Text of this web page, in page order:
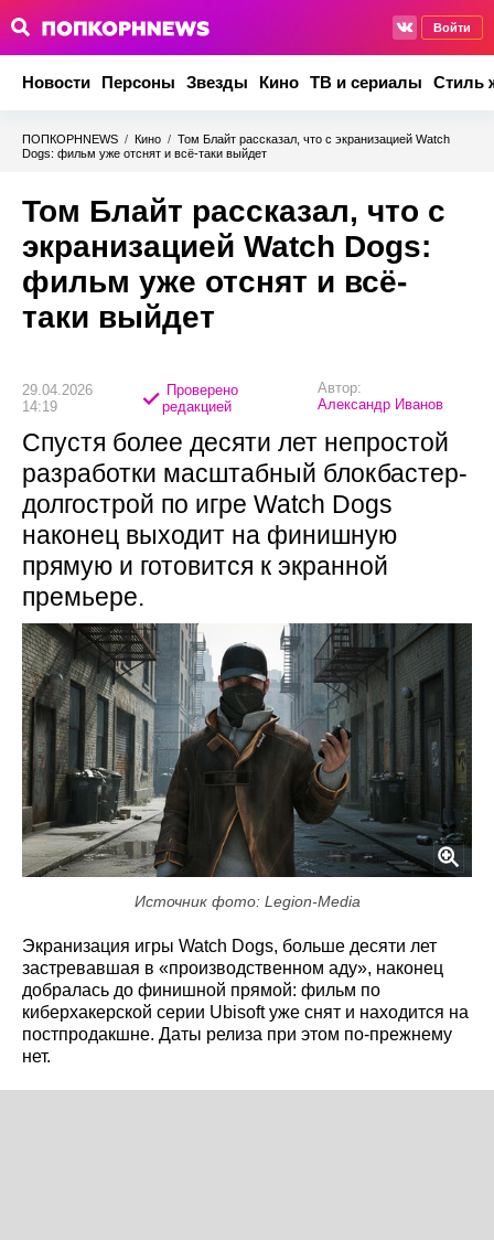
Войти
Новости Персоны Звезды Кино ТВ и сериалы Стиль
ПОПКОРНNEWS / Кино / Том Блайт рассказал, что с экранизацией Watch
Dogs: фильм уже отснят и всё-таки выйдет
Том Блайт рассказал, что с
экранизацией Watch Dogs:
фильм уже отснят и всё-
таки выйдет
29.04.2026
14:19
Проверено
редакцией
Автор:
Александр Иванов
Спустя более десяти лет непростой
разработки масштабный блокбастер-
долгострой по игре Watch Dogs
наконец выходит на финишную
прямую и готовится к экранной
премьере.
Источник фото: Legion-Media
Экранизация игры Watch Dogs, больше десяти лет
застревавшая в «производственном аду», наконец
добралась до финишной прямой: фильм по
киберхакерской серии Ubisoft уже снят и находится на
постпродакшне. Даты релиза при этом по‑прежнему
нет.